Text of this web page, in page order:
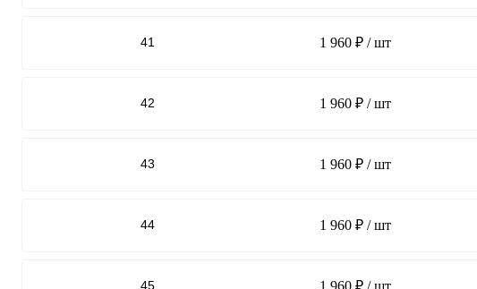
41 1 960 ₽ / шт
42 1 960 ₽ / шт
43 1 960 ₽ / шт
44 1 960 ₽ / шт
45